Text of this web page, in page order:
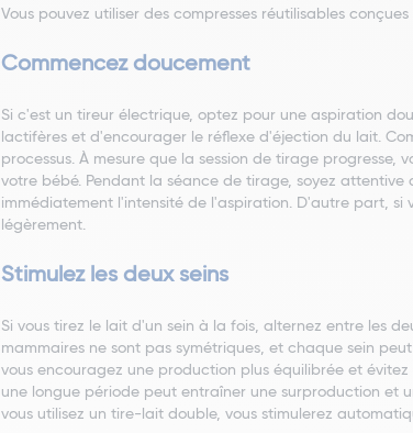
Vous pouvez utiliser des compresses réutilisables
Commencez doucement
Si c'est un tireur électrique, optez pour une aspiration
lactifères et d'encourager le réflexe d'éjection du lait.
processus. À mesure que la session de tirage
votre bébé. Pendant la séance de tirage, soyez attentive
immédiatement l'intensité de l'aspiration. D'autre part, si
légèrement.
Stimulez les deux seins
Si vous tirez le lait d'un sein à la fois, alternez entre les
mammaires ne sont pas symétriques, et chaque sein
vous encouragez une production plus équilibrée et
une longue période peut entraîner une surproduction et
vous utilisez un tire-lait double, vous stimulerez